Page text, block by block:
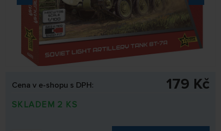
Cena v e-shopu s DPH: 179 Kč
SKLADEM 2 KS